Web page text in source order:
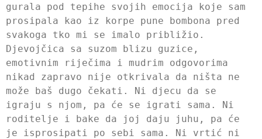
gurala pod tepihe svojih emocija koje sam
prosipala kao iz korpe pune bombona pred
svakoga tko mi se imalo približio.
Djevojčica sa suzom blizu guzice,
emotivnim riječima i mudrim odgovorima
nikad zapravo nije otkrivala da ništa ne
može baš dugo čekati. Ni djecu da se
igraju s njom, pa će se igrati sama. Ni
roditelje i bake da joj daju juhu, pa će
je isprosipati po sebi sama. Ni vrtić ni